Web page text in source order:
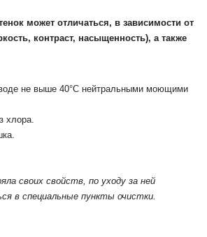
может отличаться, в зависимости от
контраст, насыщенность), а также
magija_comforta_350198/
не выше 40°С нейтральными моющими
хлора.
своих свойств, по уходу за ней
в специальные пункты очистки.